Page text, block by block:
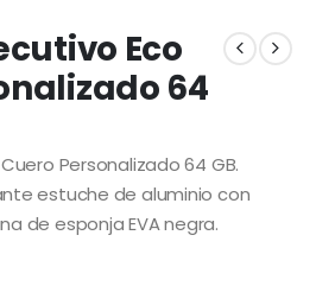
Eco
64
Personalizado 64 GB.
estuche de aluminio con
de esponja EVA negra.